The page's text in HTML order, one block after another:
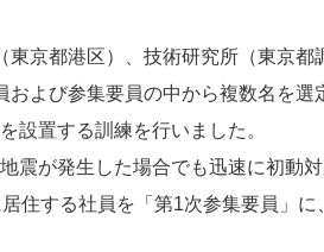
京都港区）、技術研究所（東京都
よび参集要員の中から複数名を
設置する訓練を行いました。
震が発生した場合でも迅速に初動
住する社員を「第1次参集要員」